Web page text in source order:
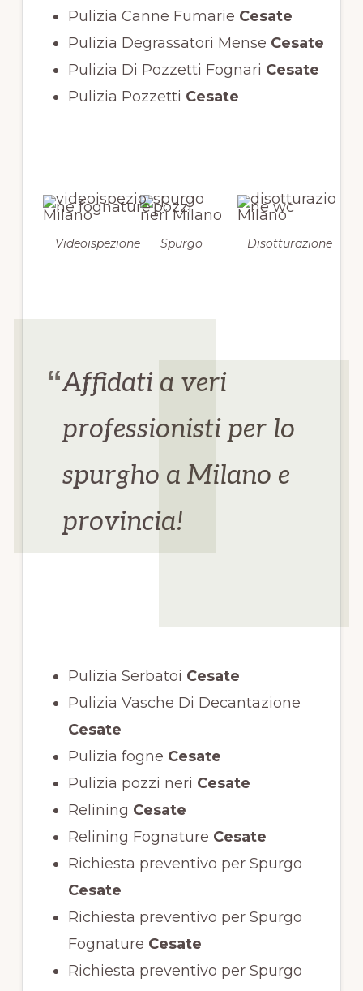
Pulizia Canne Fumarie Cesate
Pulizia Degrassatori Mense Cesate
Pulizia Di Pozzetti Fognari Cesate
Pulizia Pozzetti Cesate
Videoispezione Spurgo Disotturazione
Affidati a veri
professionisti per lo
spurgho a Milano e
provincia!
Pulizia Serbatoi Cesate
Pulizia Vasche Di Decantazione
Cesate
Pulizia fogne Cesate
Pulizia pozzi neri Cesate
Relining Cesate
Relining Fognature Cesate
Richiesta preventivo per Spurgo
Cesate
Richiesta preventivo per Spurgo
Fognature Cesate
Richiesta preventivo per Spurgo